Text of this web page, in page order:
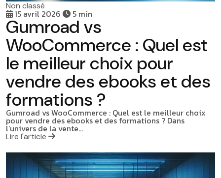
Non classé
15 avril 2026 5 min
Gumroad vs
WooCommerce : Quel est
le meilleur choix pour
vendre des ebooks et des
formations ?
Gumroad vs WooCommerce : Quel est le meilleur choix
pour vendre des ebooks et des formations ? Dans
l’univers de la vente…
Lire l'article